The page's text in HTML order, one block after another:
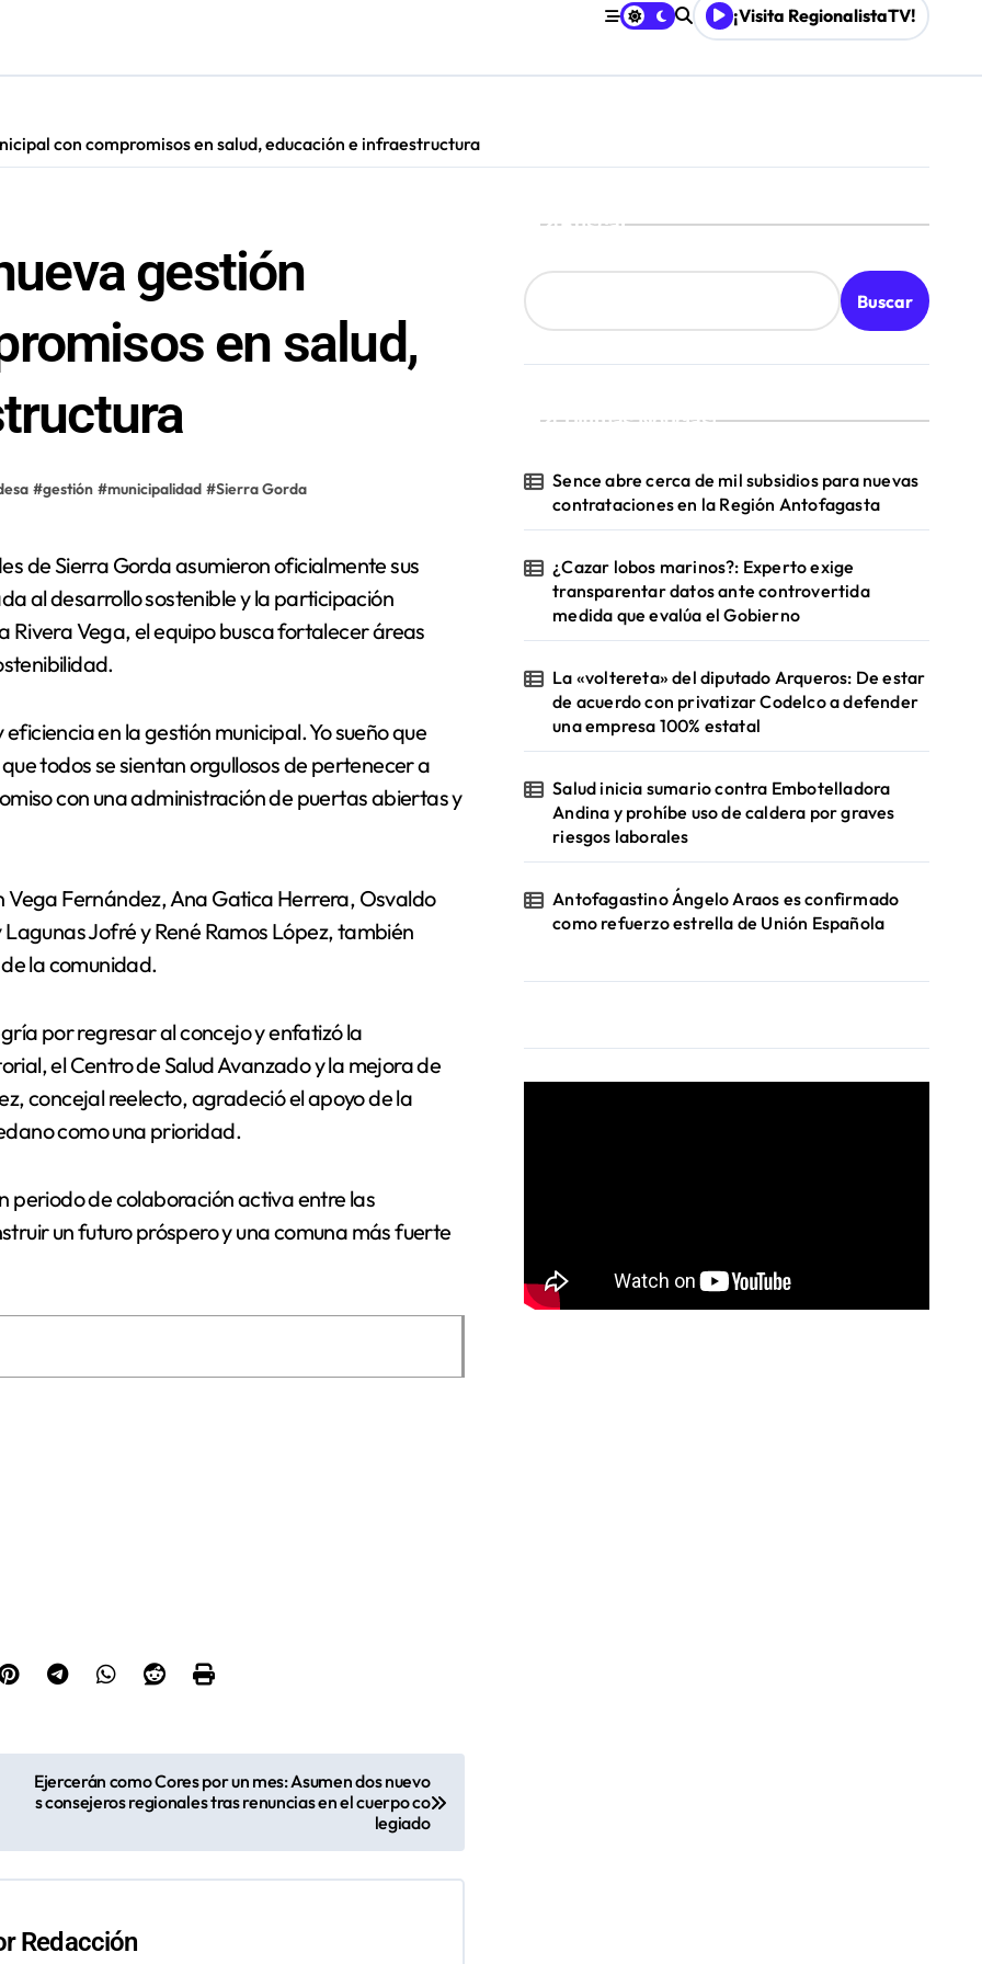
¡Visita RegionalistaTV!
con compromisos en salud, educación e infraestructura
gestión
en salud,
#gestión #municipalidad #Sierra Gorda
al desarrollo sostenible y la participación
Vega, el equipo busca fortalecer áreas
en la gestión municipal. Yo sueño que
todos se sientan orgullosos de pertenecer a
con una administración de puertas abiertas y
Fernández, Ana Gatica Herrera, Osvaldo
Jofré y René Ramos López, también
la comunidad.
por regresar al concejo y enfatizó la
el Centro de Salud Avanzado y la mejora de
concejal reelecto, agradeció el apoyo de la
como una prioridad.
periodo de colaboración activa entre las
un futuro próspero y una comuna más fuerte
Ejercerán como Cores por un mes: Asumen dos nuevo
s consejeros regionales tras renuncias en el cuerpo co
legiado
Redacción
Buscar
Buscar
¡Ultimas Noticias!
Sence abre cerca de mil subsidios para nuevas
contrataciones en la Región Antofagasta
¿Cazar lobos marinos?: Experto exige
transparentar datos ante controvertida
medida que evalúa el Gobierno
La «voltereta» del diputado Arqueros: De estar
de acuerdo con privatizar Codelco a defender
una empresa 100% estatal
Salud inicia sumario contra Embotelladora
Andina y prohíbe uso de caldera por graves
riesgos laborales
Antofagastino Ángelo Araos es confirmado
como refuerzo estrella de Unión Española